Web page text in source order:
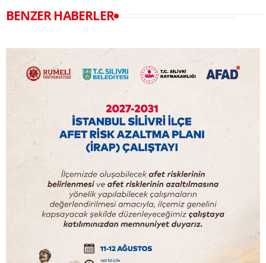
BENZER HABERLER